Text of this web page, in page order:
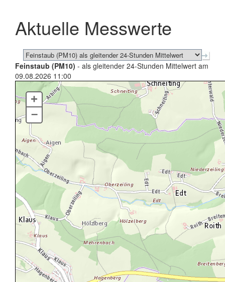
schließen
Aktuelle Messwerte
Feinstaub (PM10) - als gleitender 24-Stunden Mittelwert am
09.08.2026 11:00
+
–